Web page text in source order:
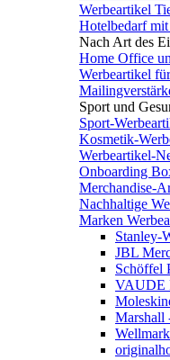
Werbeartikel
Hotelbedarf
Nach Art des
Home Office
Werbeartikel
Sport und
Sport-
Kosmetik-
Werbeartikel-
Onboarding
Merchandise-
Nachhaltige
Marken
Stanley-
JBL
Schöffel
VAUDE
Marshall